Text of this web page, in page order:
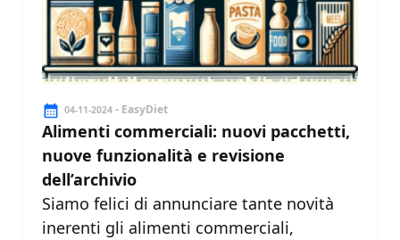
04-11-2024 - EasyDiet
Alimenti commerciali: nuovi pacchetti,
nuove funzionalità e revisione
dell’archivio
Siamo felici di annunciare tante novità
inerenti gli alimenti commerciali,